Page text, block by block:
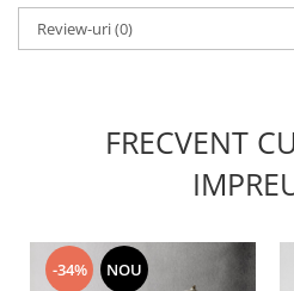
Review-uri(0)
FRECVENT
-34% NOU